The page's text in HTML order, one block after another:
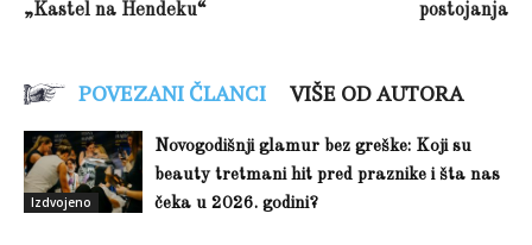
„Kastel na Hendeku“
postojanja
POVEZANI ČLANCI VIŠE OD AUTORA
Izdvojeno
Novogodišnji glamur bez greške: Koji su
beauty tretmani hit pred praznike i šta nas
čeka u 2026. godini?